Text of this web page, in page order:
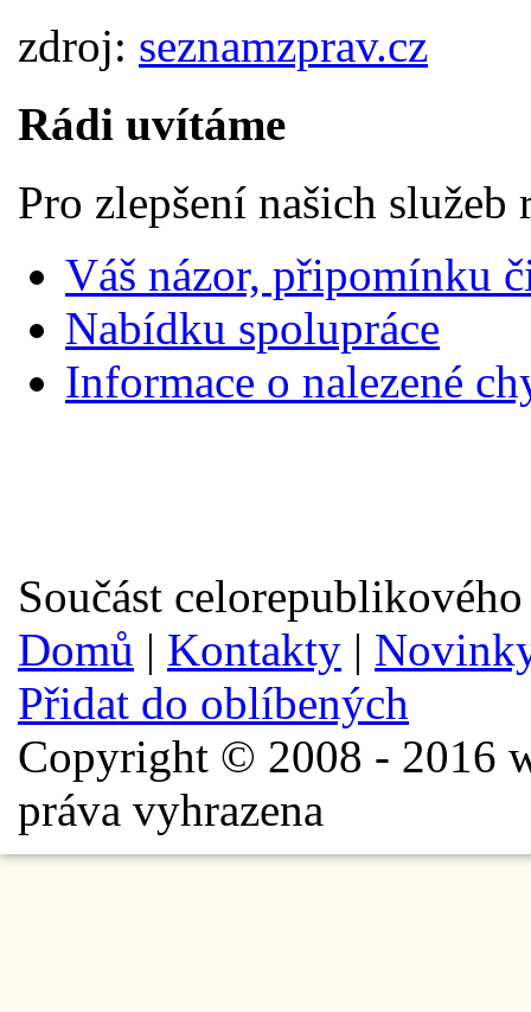
zdroj: seznamzprav.cz
Rádi uvítáme
Pro zlepšení našich služeb
Váš názor, připomínku
Nabídku spolupráce
Informace o nalezené
Součást
Domů | Kontakty |
Přidat do oblíbených
Copyright © 2008 - 2016
práva vyhrazena